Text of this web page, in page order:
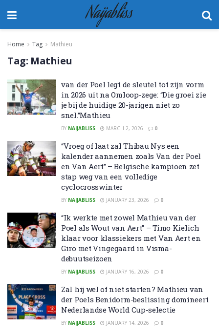
Naijabliss
Home Tag Mathieu
Tag: Mathieu
van der Poel legt de sleutel tot zijn vorm
in 2026 uit na Omloop-zege: “Die groei zie
je bij de huidige 20-jarigen niet zo
snel.”Mathieu
BY NAIJABLISS MARCH 2, 2026 0
“Vroeg of laat zal Thibau Nys een
kalender aannemen zoals Van der Poel
en Van Aert” – Belgische kampioen zet
stap weg van een volledige
cyclocrosswinter
BY NAIJABLISS JANUARY 23, 2026 0
“Ik werkte met zowel Mathieu van der
Poel als Wout van Aert” – Timo Kielich
klaar voor klassiekers met Van Aert en
Giro met Vingegaard in Visma-
debuutseizoen
BY NAIJABLISS JANUARY 16, 2026 0
Zal hij wel of niet starten? Mathieu van
der Poels Benidorm-beslissing domineert
Nederlandse World Cup-selectie
BY NAIJABLISS JANUARY 14, 2026 0